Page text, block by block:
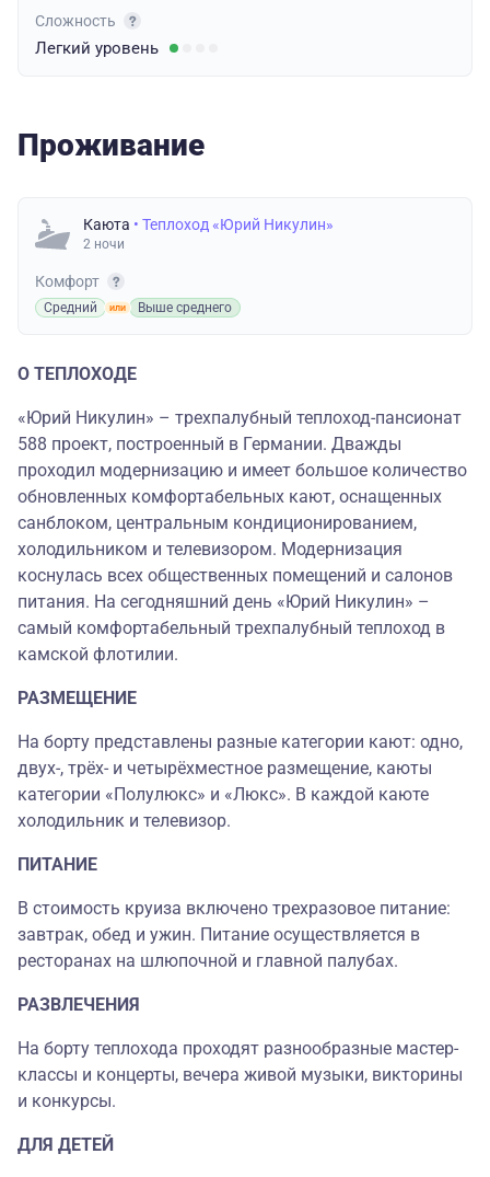
Сложность
Легкий уровень
Проживание
Каюта • Теплоход «Юрий Никулин»
2 ночи
Комфорт
Средний Выше среднего
О ТЕПЛОХОДЕ
«Юрий Никулин» – трехпалубный теплоход-пансионат
588 проект, построенный в Германии. Дважды
проходил модернизацию и имеет большое количество
обновленных комфортабельных кают, оснащенных
санблоком, центральным кондиционированием,
холодильником и телевизором. Модернизация
коснулась всех общественных помещений и салонов
питания. На сегодняшний день «Юрий Никулин» –
самый комфортабельный трехпалубный теплоход в
камской флотилии.
РАЗМЕЩЕНИЕ
На борту представлены разные категории кают: одно,
двух-, трёх- и четырёхместное размещение, каюты
категории «Полулюкс» и «Люкс». В каждой каюте
холодильник и телевизор.
ПИТАНИЕ
В стоимость круиза включено трехразовое питание:
завтрак, обед и ужин. Питание осуществляется в
ресторанах на шлюпочной и главной палубах.
РАЗВЛЕЧЕНИЯ
На борту теплохода проходят разнообразные мастер-
классы и концерты, вечера живой музыки, викторины
и конкурсы.
ДЛЯ ДЕТЕЙ